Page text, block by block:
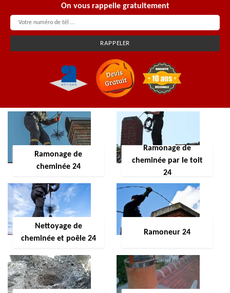
On vous rappelle gratuitement
Ramonage de
cheminée 24
Ramonage de
cheminée par le toit
24
Nettoyage de
cheminée et poêle 24
Ramoneur 24